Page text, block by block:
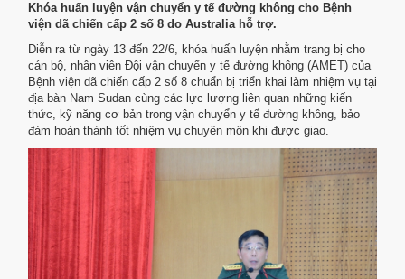
Khóa huấn luyện vận chuyển y tế đường không cho Bệnh
viện dã chiến cấp 2 số 8 do Australia hỗ trợ.
Diễn ra từ ngày 13 đến 22/6, khóa huấn luyện nhằm trang bị cho
cán bộ, nhân viên Đội vận chuyển y tế đường không (AMET) của
Bệnh viện dã chiến cấp 2 số 8 chuẩn bị triển khai làm nhiệm vụ tại
địa bàn Nam Sudan cùng các lực lượng liên quan những kiến
thức, kỹ năng cơ bản trong vận chuyển y tế đường không, bảo
đảm hoàn thành tốt nhiệm vụ chuyên môn khi được giao.